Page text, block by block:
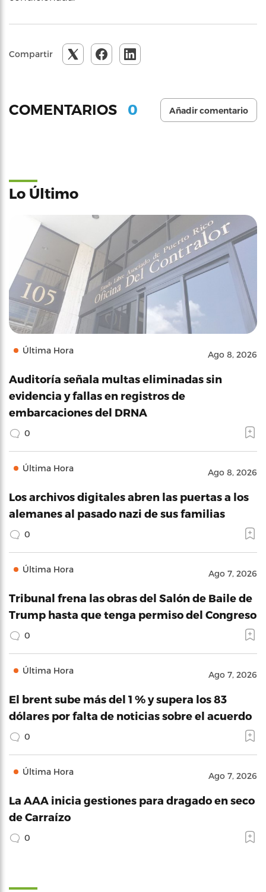
Compartir
COMENTARIOS 0 Añadir comentario
Lo Último
Última Hora Ago 8, 2026
Auditoría señala multas eliminadas sin
evidencia y fallas en registros de
embarcaciones del DRNA
0
Última Hora Ago 8, 2026
Los archivos digitales abren las puertas a los
alemanes al pasado nazi de sus familias
0
Última Hora Ago 7, 2026
Tribunal frena las obras del Salón de Baile de
Trump hasta que tenga permiso del Congreso
0
Última Hora Ago 7, 2026
El brent sube más del 1 % y supera los 83
dólares por falta de noticias sobre el acuerdo
0
Última Hora Ago 7, 2026
La AAA inicia gestiones para dragado en seco
de Carraízo
0